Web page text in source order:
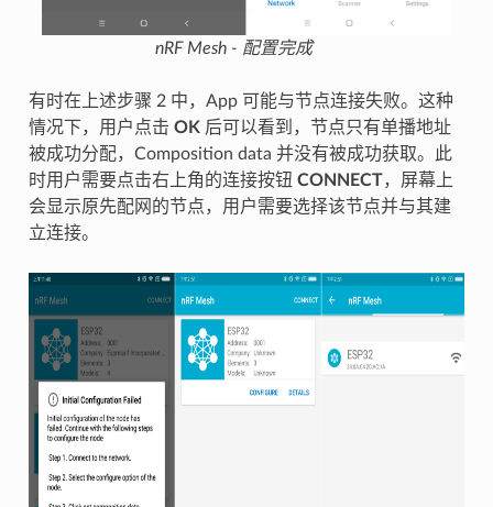
nRF Mesh - 配置完成
有时在上述步骤 2 中，App 可能与节点连接失败。这种
情况下，用户点击 OK 后可以看到，节点只有单播地址
被成功分配，Composition data 并没有被成功获取。此
时用户需要点击右上角的连接按钮 CONNECT，屏幕上
会显示原先配网的节点，用户需要选择该节点并与其建
立连接。